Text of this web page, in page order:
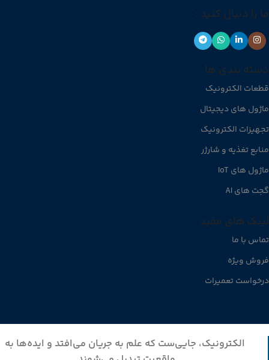
ما را دنبال کنید :
دسته بندی ها
قطعات الکترونیک
ماژول های دیجیتال
تجهیزات الکترونیک
منابع تغذیه و شارژر
ماژول های IoT
گجت های AI
لینک های مفید
تماس با ما
فروش ویژه
درخواست تعمیرات
الکترونیک، جایی‌ست که علم به جریان می‌افتد و ایده‌ها به